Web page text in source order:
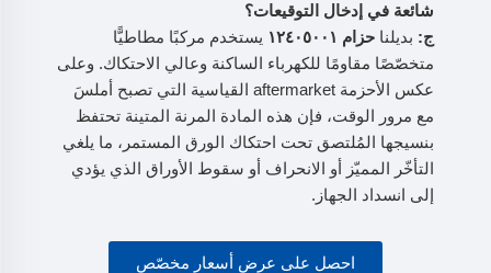
شائعة في إدخال التوقيعات؟
ج: بديلنا حزام ١٢٤٠٥٠٠١
يستخدم مركبًا مطاطيًّا
متخصّصًا مقاومًا للكهرباء الساكنة وعالي الاحتكاك. وعلى
عكس الأحزمة aftermarket القياسية التي تصبح أملسَ
مع مرور الوقت، فإن هذه المادة المرنة المتينة تحتفظ
بنسيجها المُلتصق تحت احتكاك الورق المستمر، ما يلغي
التأخّر المميّز أو الانحراف أو سقوط الأوراق الذي يؤدي
إلى انسداد الجهاز.
احصل على عرض أسعار مخصّص